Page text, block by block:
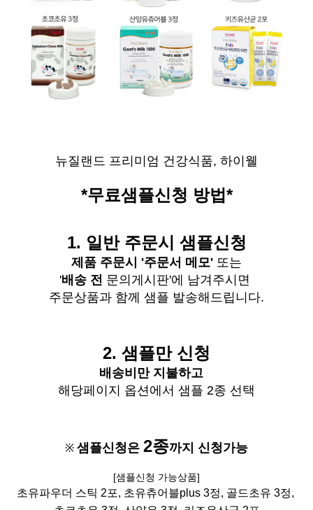
뉴질랜드 프리미엄 건강식품, 하이웰
*무료샘플신청 방법*
1. 일반 주문시 샘플신청
제품 주문시 '주문서 메모' 또는
'배송 전 문의게시판'에 남겨주시면
주문상품과 함께 샘플 발송해드립니다.
2. 샘플만 신청
배송비 만 지불하고
해당페이지 옵션에서 샘플 2종 선택
※ 샘플신청은 2종까지 신청가능
[샘플신청 가능상품]
초유파우더 스틱 2포, 초유츄어블plus 3정, 골드초유 3정,